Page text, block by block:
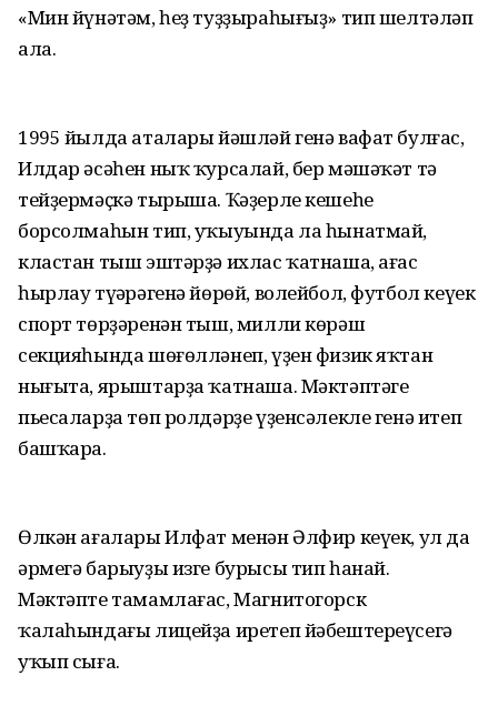
«Мин йүнәтәм, һеҙ туҙҙыраһығыҙ» тип шелтәләп
ала.
1995 йылда аталары йәшләй генә вафат булғас,
Илдар әсәһен ныҡ ҡурсалай, бер мәшәҡәт тә
тейҙермәҫкә тырыша. Ҡәҙерле кешеһе
борсолмаһын тип, уҡыуында ла һынатмай,
кластан тыш эштәрҙә ихлас ҡатнаша, ағас
һырлау түңәрәгенә йөрөй, волейбол, футбол кеүек
спорт төрҙәренән тыш, милли көрәш
секцияһында шөғөлләнеп, үҙен физик яҡтан
нығыта, ярыштарҙа ҡатнаша. Мәктәптәге
пьесаларҙа төп ролдәрҙе үҙенсәлекле генә итеп
башҡара.
Өлкән ағалары Илфат менән Әлфир кеүек, ул да
әрмегә барыуҙы изге бурысы тип һанай.
Мәктәпте тамамлағас, Магнитогорск
ҡалаһындағы лицейҙа иретеп йәбештереүсегә
уҡып сыға.